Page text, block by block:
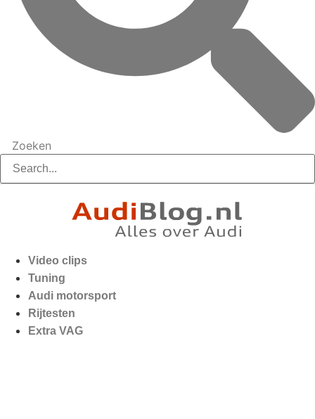
Zoeken
Video clips
Tuning
Audi motorsport
Rijtesten
Extra VAG